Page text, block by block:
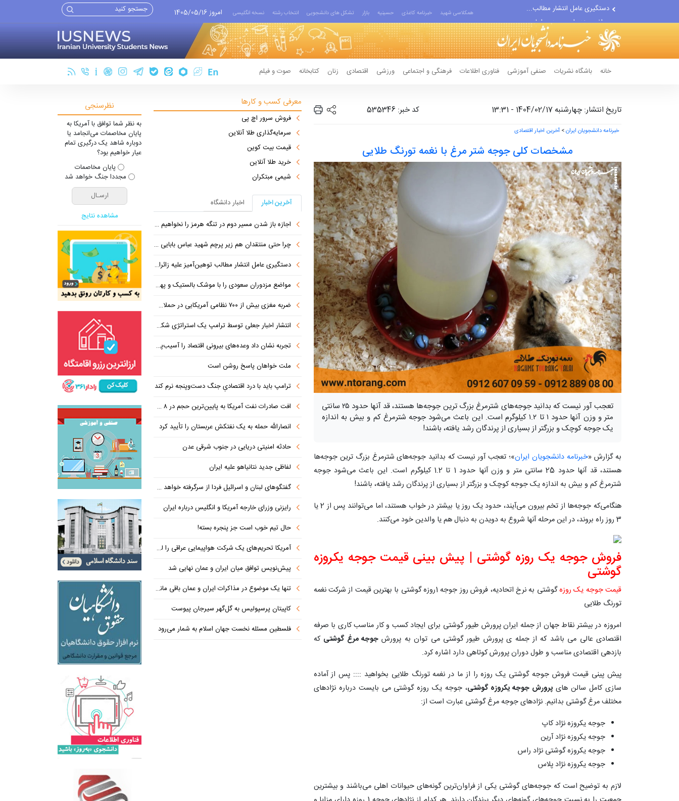
مواضع مزدوران سعودی را با...
ضربه مغزی بیش از ۷۰۰ نظامی...
همکلاسی شهید خبرنامه کاغذی حسینیه بازار تشکل های دانشجویی انتخاب رشته نسخه انگلیسی امروز 1405/05/16
خانه باشگاه نشریات صنفی آموزشی فناوری اطلاعات فرهنگی و اجتماعی ورزشی اقتصادی زنان کتابخانه صوت و فیلم
تاریخ انتشار: چهارشنبه 1404/02/17 - 13:31 کد خبر: 535346
خبرنامه دانشجویان ایران> آخرین اخبار اقتصادی
مشخصات کلی جوجه شتر مرغ با نغمه تورنگ طلایی
تعجب آور نیست که بدانید جوجه‌های شترمرغ بزرگ ترین جوجه‌ها هستند، قد آنها حدود ۲۵ سانتی
متر و وزن آنها حدود ۱ تا ۱.۲ کیلوگرم است. این باعث می‌شود جوجه شترمرغ کم و بیش به اندازه
یک جوجه کوچک و بزرگتر از بسیاری از پرندگان رشد یافته، باشند!
به گزارش «خبرنامه دانشجویان ایران»؛ تعجب آور نیست که بدانید جوجه‌های شترمرغ بزرگ ترین جوجه‌ها
هستند، قد آنها حدود 25 سانتی متر و وزن آنها حدود 1 تا 1.2 کیلوگرم است. این باعث می‌شود جوجه
شترمرغ کم و بیش به اندازه یک جوجه کوچک و بزرگتر از بسیاری از پرندگان رشد یافته، باشند!
هنگامی‌که جوجه‌ها از تخم بیرون می‌آیند، حدود یک روز یا بیشتر در خواب هستند، اما می‌توانند پس از 2 یا
3 روز راه بروند، در این مرحله آنها شروع به دویدن به دنبال هم یا والدین خود می‌کنند.
فروش جوجه یک روزه گوشتی | پیش بینی قیمت جوجه یکروزه
گوشتی
قیمت جوجه یک روزه
گوشتی به نرخ اتحادیه، فروش روز جوجه 1روزه گوشتی با بهترین قیمت از شرکت نغمه
تورنگ طلایی
امروزه در بیشتر نقاط جهان از جمله ایران پرورش طیور گوشتی برای ایجاد کسب و کار مناسب کاری با صرفه
اقتصادی عالی می باشد که از جمله ی پرورش طیور گوشتی می توان به پرورشجوجه مرغ گوشتی که
بازدهی اقتصادی مناسب و طول دوران پرورش کوتاهی دارد اشاره کرد.
پیش پینی قیمت فروش جوجه گوشتی یک روزه را از ما در نغمه تورنگ طلایی بخواهید :::: پس از آماده
سازی کامل سالن های پرورش جوجه یکروزه گوشتی، جوجه یک روزه گوشتی می بایست درباره نژادهای
مختلف مرغ گوشتی بدانیم. نژادهای جوجه مرغ گوشتی عبارت است از:
جوجه یکروزه نژاد کاپ
جوجه یکروزه نژاد آرین
جوجه یکروزه گوشتی نژاد راس
جوجه یکروزه نژاد پلاس
لازم به توضیح است که جوجه‌های گوشتی یکی از فراوان‌ترین گونه‌های حیوانات اهلی می‌باشند و بیشترین
معرفی کسب و کارها
فروش سرور اچ پی
سرمایه‌گذاری طلا آنلاین
قیمت بیت کوین
خرید طلا آنلاین
شیمی مبتکران
آخرین اخبار
اخبار دانشگاه
اجازه باز شدن مسیر دوم در تنگه هرمز را نخواهیم داد
چرا حتی منتقدان هم زیر پرچم شهید عباس بابایی ایستادند؟
دستگیری عامل انتشار مطالب توهین‌آمیز علیه زائران اربعین در فضای مجازی
مواضع مزدوران سعودی را با موشک بالستیک و پهپاد در هم شکستیم
ضربه مغزی بیش از ۷۰۰ نظامی آمریکایی در حملات ایران
انتشار اخبار جعلی توسط ترامپ یک استراتژی شکست خورده است
تجربه نشان داد وعده‌های بیرونی اقتصاد را آسیب‌پذیرتر می‌کند
ملت خواهان پاسخ روشن است
ترامپ باید با درد اقتصادیِ جنگ دست‌و‌پنجه نرم کند
افت صادرات نفت آمریکا به پایین‌ترین حجم در ۸ ماه اخیر
انصارالله حمله به یک نفتکش عربستان را تأیید کرد
حادثه امنیتی دریایی در جنوب شرقی عدن
لفاظی جدید نتانیاهو علیه ایران
گفتگوهای لبنان و اسرائیل فردا از سرگرفته خواهد شد!
رایزنی وزرای خارجه آمریکا و انگلیس درباره ایران
حال تیم خوب است جز پنجره بسته!
آمریکا تحریم‌های یک شرکت هواپیمایی عراقی را لغو کرد
پیش‌نویس توافق میان ایران و عمان نهایی شد
تنها یک موضوع در مذاکرات ایران و عمان باقی مانده است
کاپیتان پرسپولیس به گل‌گهر سیرجان پیوست
فلسطین مسئله نخست جهان اسلام به شمار می‌رود
نظرسنجی
به نظر شما توافق با آمریکا به
پایان مخاصمات می‌انجامد یا
دوباره شاهد یک درگیری تمام
عیار خواهیم بود؟
پایان مخاصمات
مجددا جنگ خواهد شد
مشاهده نتایج